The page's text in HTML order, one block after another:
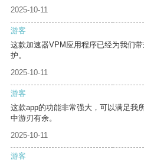
2025-10-11
游客
这款加速器VPM应用程序已经为我们
护。
2025-10-11
游客
这款app的功能非常强大，可以满足我
中游刃有余。
2025-10-11
游客